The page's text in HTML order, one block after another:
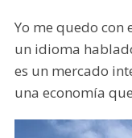
Yo me quedo con
un idioma
es un mercado
una economía